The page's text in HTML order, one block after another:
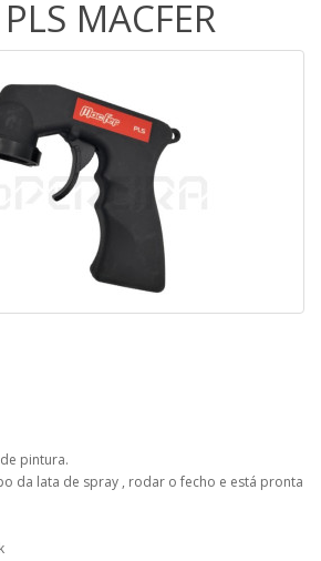
MACFER
pintura.
da lata de spray , rodar o fecho e está pronta